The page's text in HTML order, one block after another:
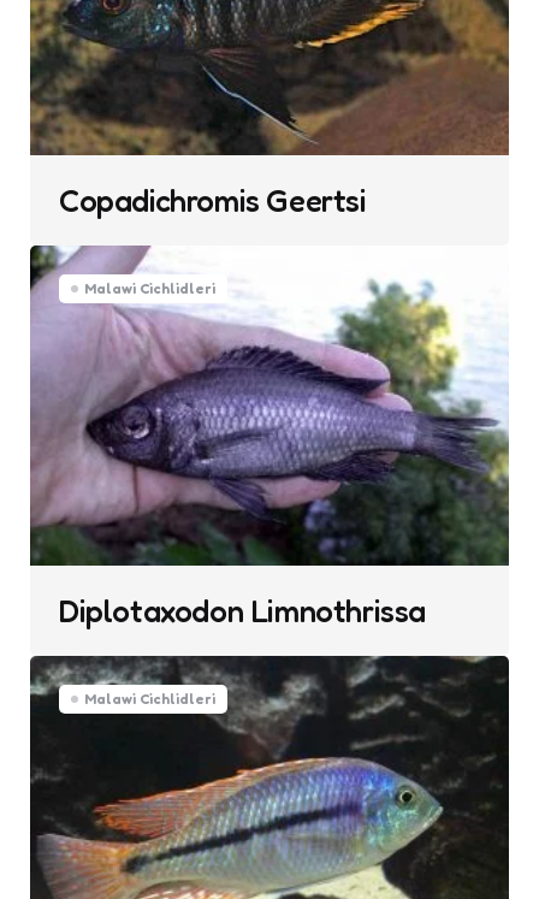
Copadichromis Geertsi
Malawi Cichlidleri
Diplotaxodon Limnothrissa
Malawi Cichlidleri